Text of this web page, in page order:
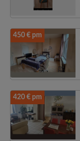
450 € pm
420 € pm